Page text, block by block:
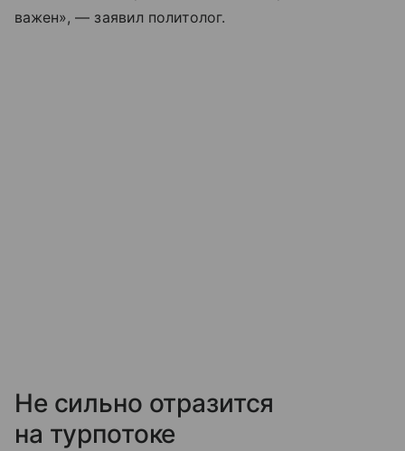
важен», — заявил политолог.
Не сильно отразится
на турпотоке